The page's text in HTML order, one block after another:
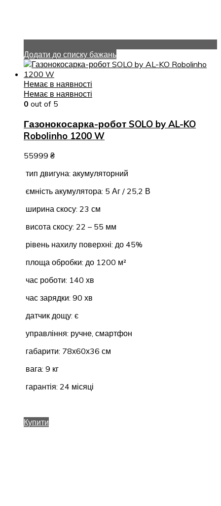
Додати до списку бажань
Немає в наявності
Немає в наявності
0 out of 5
Газонокосарка-робот SOLO by AL-KO
Robolinho 1200 W
55999 ₴
тип двигуна: акумуляторний
ємність акумулятора: 5 Аг / 25,2 В
ширина скосу: 23 см
висота скосу: 22 – 55 мм
рівень нахилу поверхні: до 45%
площа обробки: до 1200 м²
час роботи: 140 хв
час зарядки: 90 хв
датчик дощу: є
управління: ручне, смартфон
габарити: 78х60х36 см
вага: 9 кг
гарантія: 24 місяці
Купити